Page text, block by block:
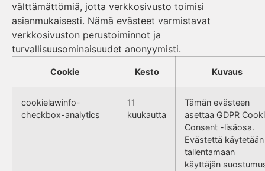
välttämättömiä, jotta verkkosivusto toimisi
asianmukaisesti. Nämä evästeet varmistavat
verkkosivuston perustoiminnot ja
turvallisuusominaisuudet anonyymisti.
Cookie Kesto Kuvaus
cookielawinfo-
checkbox-analytics
11
kuukautta
Tämän evästeen
asettaa GDPR
Consent -lisäosa.
Evästettä käytetään
tallentamaan
käyttäjän